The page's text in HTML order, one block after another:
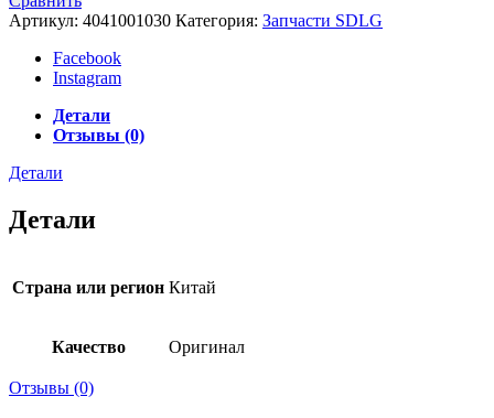
Артикул: 4041001030 Категория: Запчасти SDLG
Facebook
Instagram
Детали
Отзывы (0)
Детали
Детали
Страна или регион Китай
Качество Оригинал
Отзывы (0)